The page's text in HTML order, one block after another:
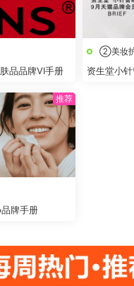
品品牌VI手册
②美妆
资生堂小
牌手册